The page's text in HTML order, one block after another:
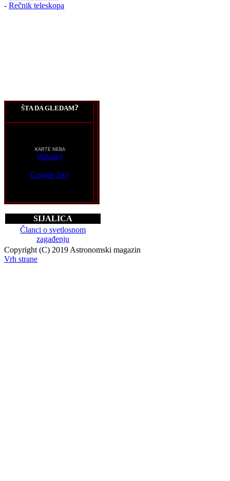
- Rečnik teleskopa
ŠTA DA GLEDAM?
KARTE NEBA
Wikisky
Google Sky
SIJALICA
Članci o svetlosnom
zagađenju
Copyright (C) 2019 Astronomski magazin
Vrh strane